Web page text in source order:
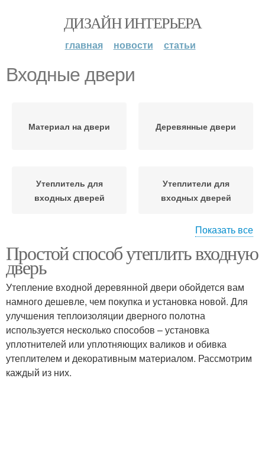
ДИЗАЙН ИНТЕРЬЕРА
главная новости статьи
Входные двери
Материал на двери Деревянные двери
Утеплитель для
входных дверей
Утеплители для
входных дверей
Уплотнитель для
входной двери
входных дверей
Напонитель для
входной двери
Двери из
пенополиуретана
Наполнитель для
Показать все
Простой способ утеплить входную
дверь
Утепление входной деревянной двери обойдется вам
намного дешевле, чем покупка и установка новой. Для
улучшения теплоизоляции дверного полотна
используется несколько способов – установка
уплотнителей или уплотняющих валиков и обивка
утеплителем и декоративным материалом. Рассмотрим
каждый из них.